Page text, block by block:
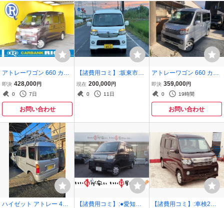
アトレーワゴン 660 カス
タムターボRS 4WD 集中
ドアロック 電動格納ミラ
ー 純正ラジオ
即決 428,000円
0
7日
お問い合わせ
【諸費用コミ】:坂東市発
★ 平成19年 アトレーワゴ
ン カスタムターボ R ブラ
ックエディション パ
現在 200,000円
0
11日
アトレーワゴン 660 カス
タムターボRS
即決 359,000円
0
19時間
お問い合わせ
ハイゼット アトレー 4WD
【諸費用コミ】:●愛知県
【諸費用コミ】:車検2年